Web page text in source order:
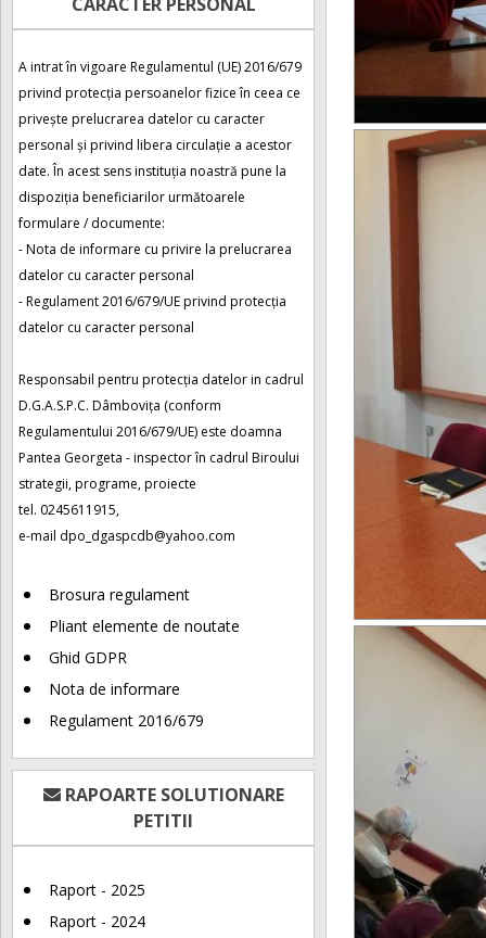
A intrat în vigoare Regulamentul (UE) 2016/679
privind protecția persoanelor fizice în ceea ce
privește prelucrarea datelor cu caracter
personal și privind libera circulație a acestor
date. În acest sens instituția noastră pune la
dispoziția beneficiarilor următoarele
formulare / documente:
- Nota de informare cu privire la prelucrarea
datelor cu caracter personal
- Regulament 2016/679/UE privind protecția
datelor cu caracter personal
Responsabil pentru protecția datelor in cadrul
D.G.A.S.P.C. Dâmbovița (conform
Regulamentului 2016/679/UE) este doamna
Pantea Georgeta - inspector în cadrul Biroului
strategii, programe, proiecte
tel. 0245611915,
e-mail dpo_dgaspcdb@yahoo.com
Brosura regulament
Pliant elemente de noutate
Ghid GDPR
Nota de informare
Regulament 2016/679
RAPOARTE SOLUTIONARE
PETITII
Raport - 2025
Raport - 2024